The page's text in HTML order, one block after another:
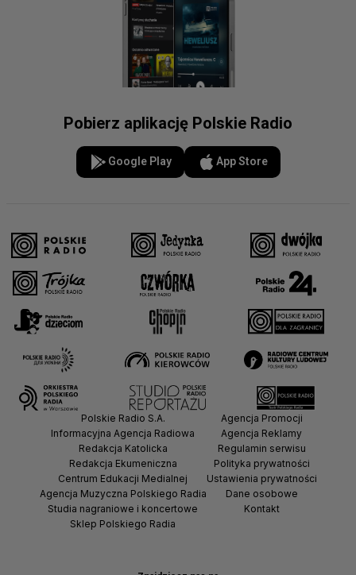
Pobierz aplikację Polskie Radio
Google Play App Store
Polskie Radio S.A.
Informacyjna Agencja Radiowa
Redakcja Katolicka
Redakcja Ekumeniczna
Centrum Edukacji Medialnej
Agencja Muzyczna Polskiego Radia
Studia nagraniowe i koncertowe
Sklep Polskiego Radia
Agencja Promocji
Agencja Reklamy
Regulamin serwisu
Polityka prywatności
Ustawienia prywatności
Dane osobowe
Kontakt